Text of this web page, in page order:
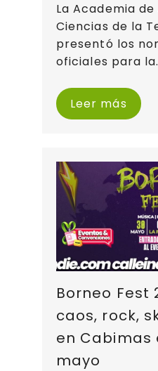
La Academia
Ciencias de la
presentó los
oficiales para
Leer más
Borneo Fest
caos, rock,
en Cabimas
mayo